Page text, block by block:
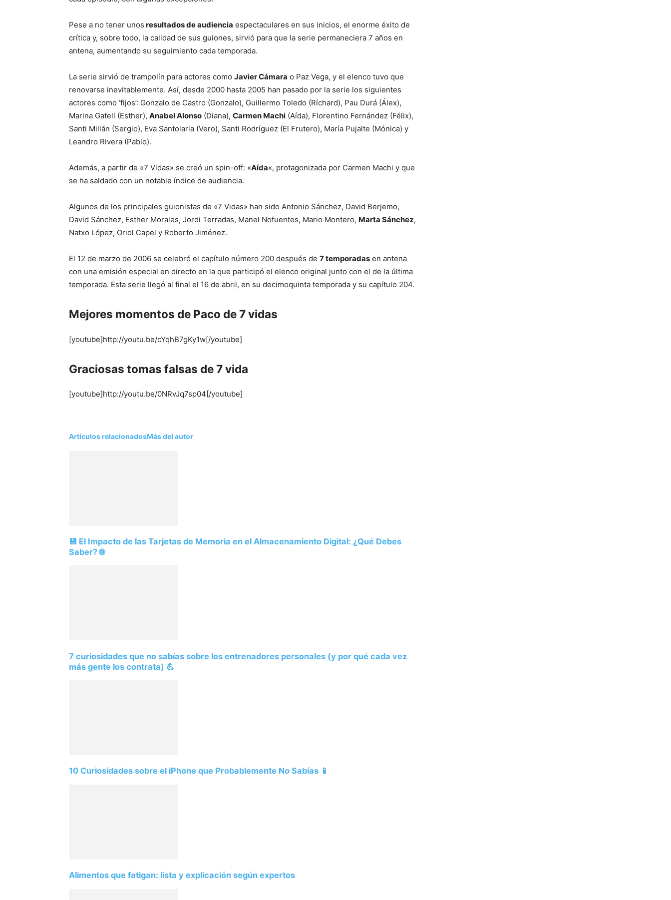
Mundo
Pese a no tener unos resultados de audiencia espectaculares en sus inicios, el enorme éxito de
crítica y, sobre todo, la calidad de sus guiones, sirvió para que la serie permaneciera 7 años en
antena, aumentando su seguimiento cada temporada.
La serie sirvió de trampolín para actores como Javier Cámara o Paz Vega, y el elenco tuvo que
renovarse inevitablemente. Así, desde 2000 hasta 2005 han pasado por la serie los siguientes
actores como ‘fijos’: Gonzalo de Castro (Gonzalo), Guillermo Toledo (Ríchard), Pau Durá (Álex),
Marina Gatell (Esther), Anabel Alonso (Diana), Carmen Machi (Aída), Florentino Fernández (Félix),
Santi Millán (Sergio), Eva Santolaria (Vero), Santi Rodríguez (El Frutero), María Pujalte (Mónica) y
Leandro Rivera (Pablo).
Además, a partir de «7 Vidas» se creó un spin-off: «Aída«, protagonizada por Carmen Machi y que
se ha saldado con un notable índice de audiencia.
Algunos de los principales guionistas de «7 Vidas» han sido Antonio Sánchez, David Berjemo,
David Sánchez, Esther Morales, Jordi Terradas, Manel Nofuentes, Mario Montero, Marta Sánchez,
Natxo López, Oriol Capel y Roberto Jiménez.
El 12 de marzo de 2006 se celebró el capítulo número 200 después de 7 temporadas en antena
con una emisión especial en directo en la que participó el elenco original junto con el de la última
temporada. Esta serie llegó al final el 16 de abril, en su decimoquinta temporada y su capítulo 204.
Mejores momentos de Paco de 7 vidas
[youtube]http://youtu.be/cYqhB7gKy1w[/youtube]
Graciosas tomas falsas de 7 vida
[youtube]http://youtu.be/0NRvJq7sp04[/youtube]
Artículos relacionadosMás del autor
💾 El Impacto de las Tarjetas de Memoria en el Almacenamiento Digital: ¿Qué Debes
Saber? 🌐
7 curiosidades que no sabías sobre los entrenadores personales (y por qué cada vez
más gente los contrata) 💪
10 Curiosidades sobre el iPhone que Probablemente No Sabías 📱
Alimentos que fatigan: lista y explicación según expertos